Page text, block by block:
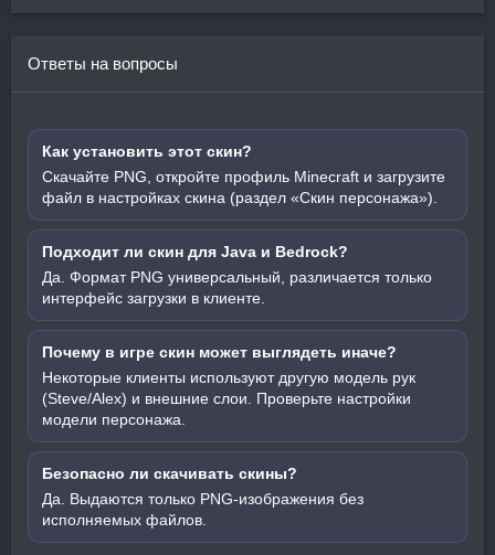
Ответы на вопросы
Как установить этот скин?
Скачайте PNG, откройте профиль Minecraft и загрузите
файл в настройках скина (раздел «Скин персонажа»).
Подходит ли скин для Java и Bedrock?
Да. Формат PNG универсальный, различается только
интерфейс загрузки в клиенте.
Почему в игре скин может выглядеть иначе?
Некоторые клиенты используют другую модель рук
(Steve/Alex) и внешние слои. Проверьте настройки
модели персонажа.
Безопасно ли скачивать скины?
Да. Выдаются только PNG-изображения без
исполняемых файлов.